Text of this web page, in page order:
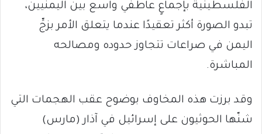
الفلسطينية بإجماعٍ عاطفي واسع بين اليمنيين،
تبدو الصورة أكثر تعقيدًا عندما يتعلق الأمر بزجِّ
اليمن في صراعات تتجاوز حدوده ومصالحه
المباشرة.
وقد برزت هذه المخاوف بوضوح عقب الهجمات التي
شنّها الحوثيون على إسرائيل في آذار (مارس)